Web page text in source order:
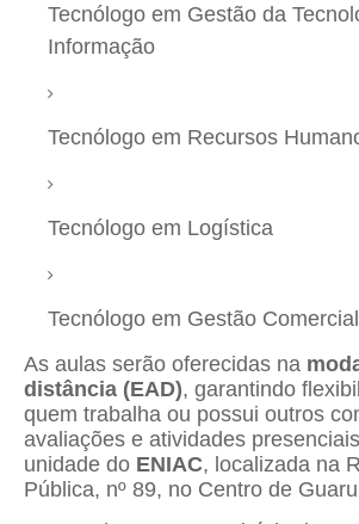
Tecnólogo em Gestão da
Informação
Tecnólogo em Recursos
Tecnólogo em Logística
Tecnólogo em Gestão Comercial
As aulas serão oferecidas na
distância (EAD), garantindo
quem trabalha ou possui outros
avaliações e atividades
unidade do ENIAC, localizada na
Pública, nº 89, no Centro de